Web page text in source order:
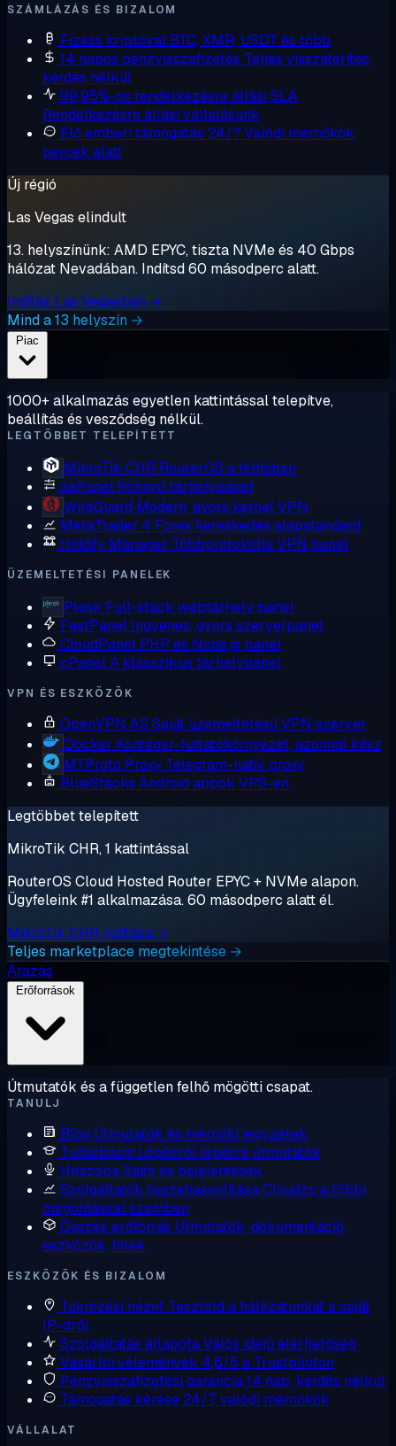
SZÁMLÁZÁS ÉS BIZALOM
Fizess kriptóval BTC, XMR, USDT és több
14 napos pénzvisszafizetés Teljes visszatérítés,
kérdés nélkül
99,95%-os rendelkezésre állási SLA
Rendelkezésre állási vállalásunk
Élő emberi támogatás 24/7Valódi mérnökök,
percek alatt
Új régió
Las Vegas elindult
13. helyszínünk: AMD EPYC, tiszta NVMe és 40 Gbps
hálózat Nevadában. Indítsd 60 másodperc alatt.
Indítás Las Vegasban →
Mind a 13 helyszín →
1000+ alkalmazás egyetlen kattintással telepítve,
beállítás és vesződség nélkül.
LEGTÖBBET TELEPÍTETT
MikroTik CHR RouterOS a felhőben
aaPanel Könnyű tárhelypanel
WireGuard Modern, gyors kernel VPN
MetaTrader 4 Forex kereskedés alapstandard
Hiddify Manager Többprotokollú VPN panel
ÜZEMELTETÉSI PANELEK
Plesk Full-stack webtárhely panel
FastPanel Ingyenes, gyors szerverpanel
CloudPanel PHP és Node.js panel
cPanelA klasszikus tárhelypanel
VPN ÉS ESZKÖZÖK
OpenVPN AS Saját üzemeltetésű VPN szerver
Docker Konténer-futtatókörnyezet, azonnal kész
MTProto Proxy Telegram-natív proxy
BlueStacks Android appok VPS-en
Legtöbbet telepített
MikroTik CHR, 1 kattintással
RouterOS Cloud Hosted Router EPYC + NVMe alapon.
Ügyfeleink #1 alkalmazása. 60 másodperc alatt él.
MikroTik CHR indítása →
Teljes marketplace megtekintése →
Árazás
Útmutatók és a független felhő mögötti csapat.
TANULJ
Blog Útmutatók és mérnöki jegyzetek
Tudásbázis Lépésről lépésre útmutatók
HírszobaSajtó és bejelentések
Szolgáltatók összehasonlításaCloudzy a többi
megoldással szemben
Összes erőforrás Útmutatók, dokumentáció,
eszközök, hírek
ESZKÖZÖK ÉS BIZALOM
Tükrözési nézet Teszteld a hálózatunkat a saját
IP-dről
Szolgáltatás állapotaValós idejű elérhetőség
Vásárlói vélemények 4,6/5 a Trustpiloton
Pénzvisszafizetési garancia14 nap, kérdés nélkül
Támogatás kérése 24/7, valódi mérnökök
VÁLLALAT